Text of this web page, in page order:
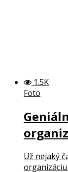
1.5K
Foto
Už nejaký